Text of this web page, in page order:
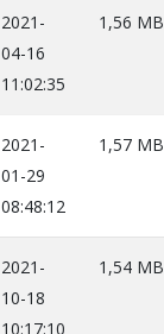
2021-
04-16
11:02:35
1,56 MB
2021-
01-29
08:48:12
1,57 MB
2021-
10-18
10:17:10
1,54 MB